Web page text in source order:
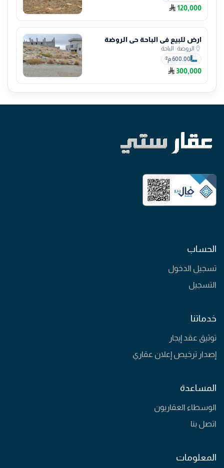
120,000
ارض للبيع في الباحة حي الروضة
الروضة| الباحة
600.00 م²
300,000
الحساب
تسجيل الدخول
التسجيل
خدماتنا
توثيق عقد إيجار
إصدار ترخيص إعلان عقاري
المساعدة
الوسطاء العقاريون
اتصل بنا
المعلومات